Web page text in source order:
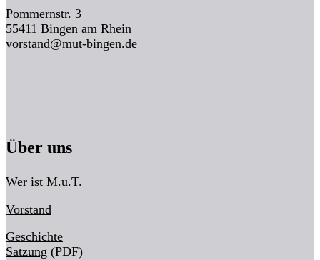
Pommernstr. 3
55411 Bingen am Rhein
vorstand@mut-bingen.de
Über uns
Wer ist M.u.T.
Vorstand
Geschichte
Satzung (PDF)